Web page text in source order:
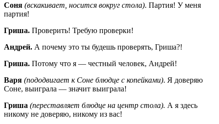
Соня (вскакивает, носится вокруг стола). Партия! У меня
партия!
Гриша. Проверить! Требую проверки!
Андрей. А почему это ты будешь проверять, Гриша?!
Гриша. Потому что я — честный человек, Андрей!
Варя (пододвигает к Соне блюдце с копейками). Я доверяю
Соне, выиграла — значит выиграла!
Гриша (переставляет блюдце на центр стола). А я здесь
никому не доверяю, никому из вас!